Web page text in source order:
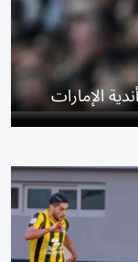
الإمارات